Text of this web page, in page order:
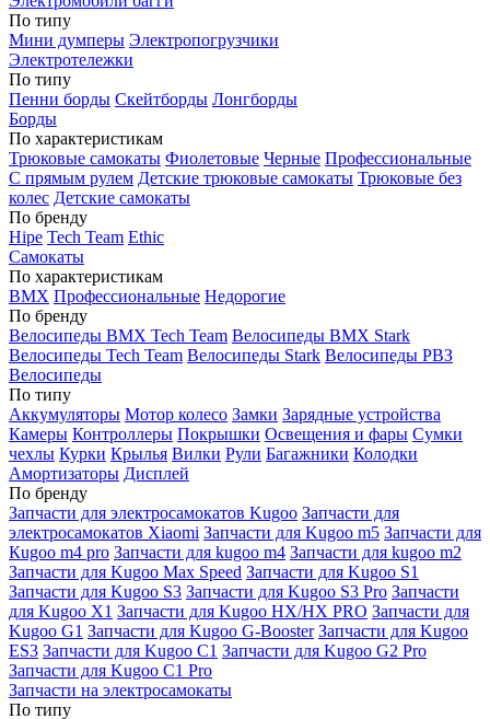
По типу
Мини думперы Электропогрузчики
Электротележки
По типу
Пенни борды Скейтборды Лонгборды
Борды
По характеристикам
Трюковые самокаты Фиолетовые Черные Профессиональные
С прямым рулем Детские трюковые самокаты Трюковые без
колес Детские самокаты
По бренду
Hipe Tech Team Ethic
Самокаты
По характеристикам
BMX Профессиональные Недорогие
По бренду
Велосипеды BMX Tech Team Велосипеды BMX Stark
Велосипеды Tech Team Велосипеды Stark Велосипеды РВЗ
Велосипеды
По типу
Аккумуляторы Мотор колесо Замки Зарядные устройства
Камеры Контроллеры Покрышки Освещения и фары Сумки
чехлы Курки Крылья Вилки Рули Багажники Колодки
Амортизаторы Дисплей
По бренду
Запчасти для электросамокатов Kugoo Запчасти для
электросамокатов Xiaomi Запчасти для Kugoo m5 Запчасти для
Кugoo m4 pro Запчасти для kugoo m4 Запчасти для kugoo m2
Запчасти для Kugoo Max Speed Запчасти для Kugoo S1
Запчасти для Kugoo S3 Запчасти для Kugoo S3 Pro Запчасти
для Kugoo X1 Запчасти для Kugoo HX/HX PRO Запчасти для
Kugoo G1 Запчасти для Kugoo G-Booster Запчасти для Kugoo
ES3 Запчасти для Kugoo C1 Запчасти для Kugoo G2 Pro
Запчасти для Kugoo C1 Pro
Запчасти на электросамокаты
По типу